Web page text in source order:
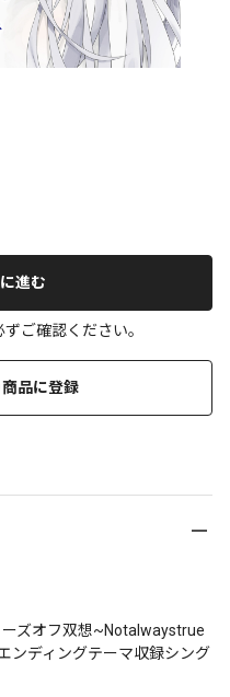
進む
ご確認ください。
品に登録
ズオフ双想~Notalwaystrue
ンディングテーマ収録シング